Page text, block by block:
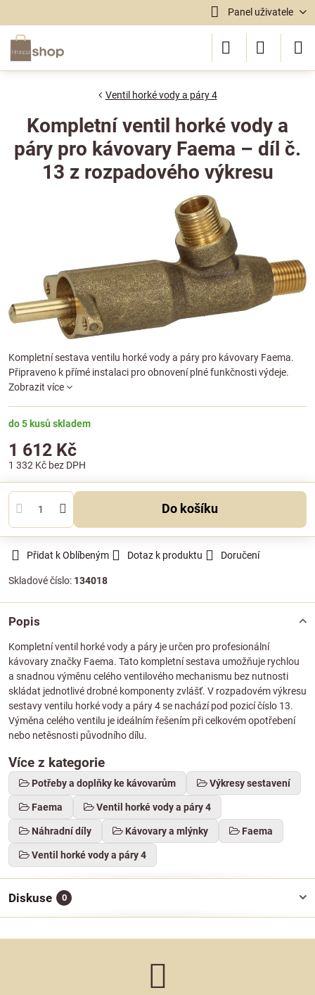
Panel uživatele
Ventil horké vody a páry 4
Kompletní ventil horké vody a
páry pro kávovary Faema – díl č.
13 z rozpadového výkresu
Kompletní sestava ventilu horké vody a páry pro kávovary Faema.
Připraveno k přímé instalaci pro obnovení plné funkčnosti výdeje.
Zobrazit více
do 5 kusů skladem
1 612 Kč
1 332 Kč bez DPH
Do košíku
Přidat k Oblíbeným Dotaz k produktu Doručení
Skladové číslo: 134018
Popis
Kompletní ventil horké vody a páry je určen pro profesionální
kávovary značky Faema. Tato kompletní sestava umožňuje rychlou
a snadnou výměnu celého ventilového mechanismu bez nutnosti
skládat jednotlivé drobné komponenty zvlášť. V rozpadovém výkresu
sestavy ventilu horké vody a páry 4 se nachází pod pozicí číslo 13.
Výměna celého ventilu je ideálním řešením při celkovém opotřebení
nebo netěsnosti původního dílu.
Více z kategorie
Potřeby a doplňky ke kávovarům Výkresy sestavení
Faema Ventil horké vody a páry 4
Náhradní díly Kávovary a mlýnky Faema
Ventil horké vody a páry 4
Diskuse 0